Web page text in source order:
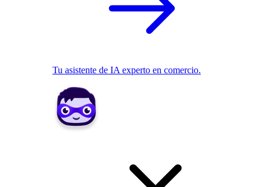
Tu asistente de IA experto en comercio.